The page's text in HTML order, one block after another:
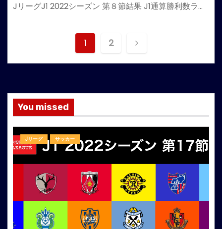
JリーグJ1 2022シーズン 第８節結果 J1通算勝利数ラ…
投
稿
ー
ジ
送
り
1 2
You missed
Jリーグ サッカー